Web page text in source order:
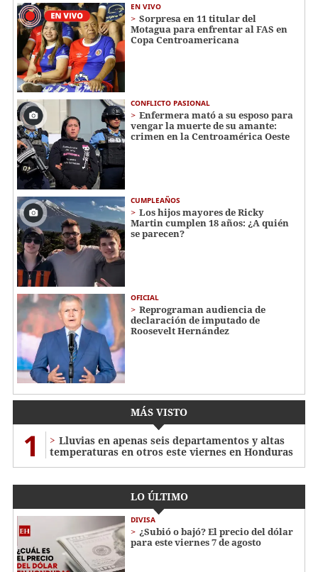
EN VIVO
Sorpresa en 11 titular del
Motagua para enfrentar al FAS en
Copa Centroamericana
CONFLICTO PASIONAL
Enfermera mató a su esposo para
vengar la muerte de su amante:
crimen en la Centroamérica Oeste
CUMPLEAÑOS
Los hijos mayores de Ricky
Martin cumplen 18 años: ¿A quién
se parecen?
OFICIAL
Reprograman audiencia de
declaración de imputado de
Roosevelt Hernández
MÁS VISTO
1
Lluvias en apenas seis departamentos y altas
temperaturas en otros este viernes en Honduras
LO ÚLTIMO
DIVISA
¿Subió o bajó? El precio del dólar
para este viernes 7 de agosto